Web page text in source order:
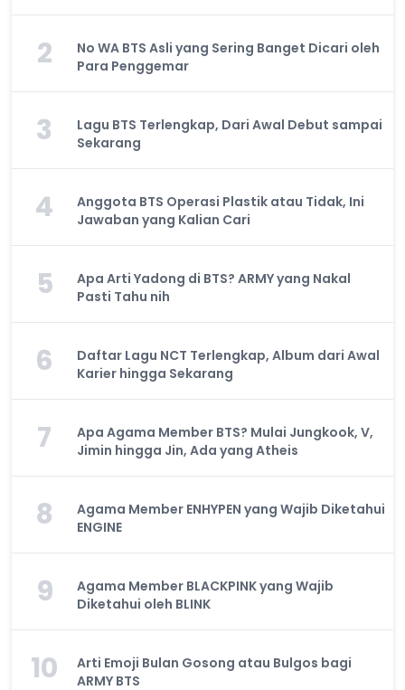
2
No WA BTS Asli yang Sering Banget Dicari oleh
Para Penggemar
3
Lagu BTS Terlengkap, Dari Awal Debut sampai
Sekarang
4
Anggota BTS Operasi Plastik atau Tidak, Ini
Jawaban yang Kalian Cari
5
Apa Arti Yadong di BTS? ARMY yang Nakal
Pasti Tahu nih
6
Daftar Lagu NCT Terlengkap, Album dari Awal
Karier hingga Sekarang
7
Apa Agama Member BTS? Mulai Jungkook, V,
Jimin hingga Jin, Ada yang Atheis
8
Agama Member ENHYPEN yang Wajib Diketahui
ENGINE
9
Agama Member BLACKPINK yang Wajib
Diketahui oleh BLINK
10
Arti Emoji Bulan Gosong atau Bulgos bagi
ARMY BTS